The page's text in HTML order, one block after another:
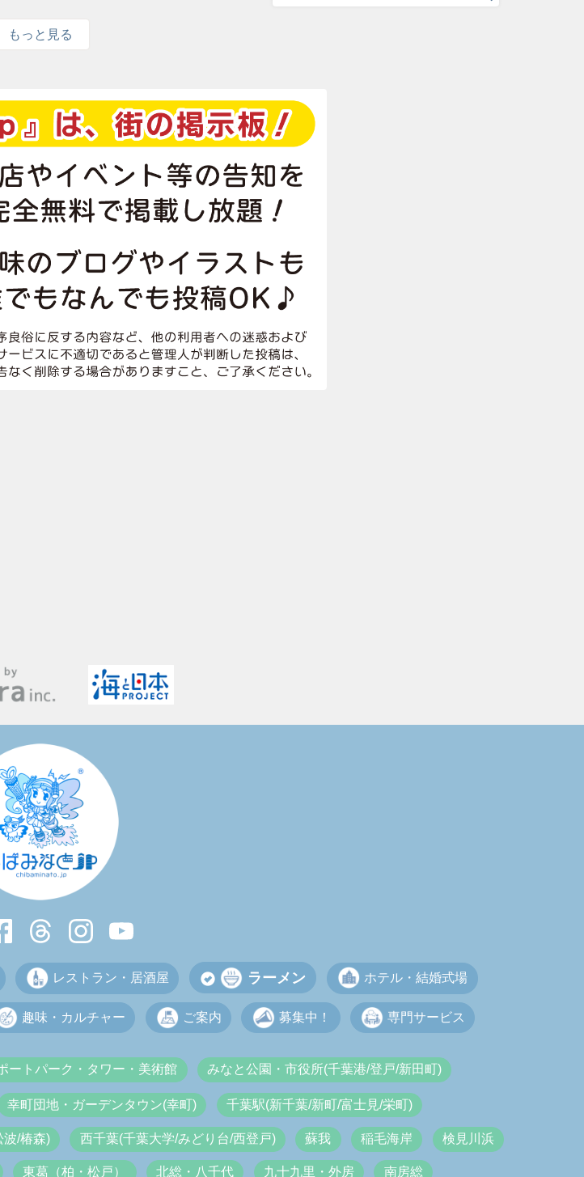
もっと見る
レストラン・居酒屋 ラーメン ホテル・結婚式場
趣味・カルチャー ご案内 募集中！ 専門サービス
ートパーク・タワー・美術館 みなと公園・市役所(千葉港/登戸/新田町)
幸町団地・ガーデンタウン(幸町) 千葉駅(新千葉/新町/富士見/栄町)
波/椿森) 西千葉(千葉大学/みどり台/西登戸) 蘇我 稲毛海岸 検見川浜
東葛（柏・松戸） 北総・八千代 九十九里・外房 南房総